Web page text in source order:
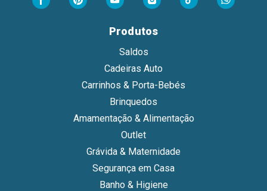
Produtos
Saldos
Cadeiras Auto
Carrinhos & Porta-Bebés
Brinquedos
Amamentação & Alimentação
Outlet
Grávida & Maternidade
Segurança em Casa
Banho & Higiene